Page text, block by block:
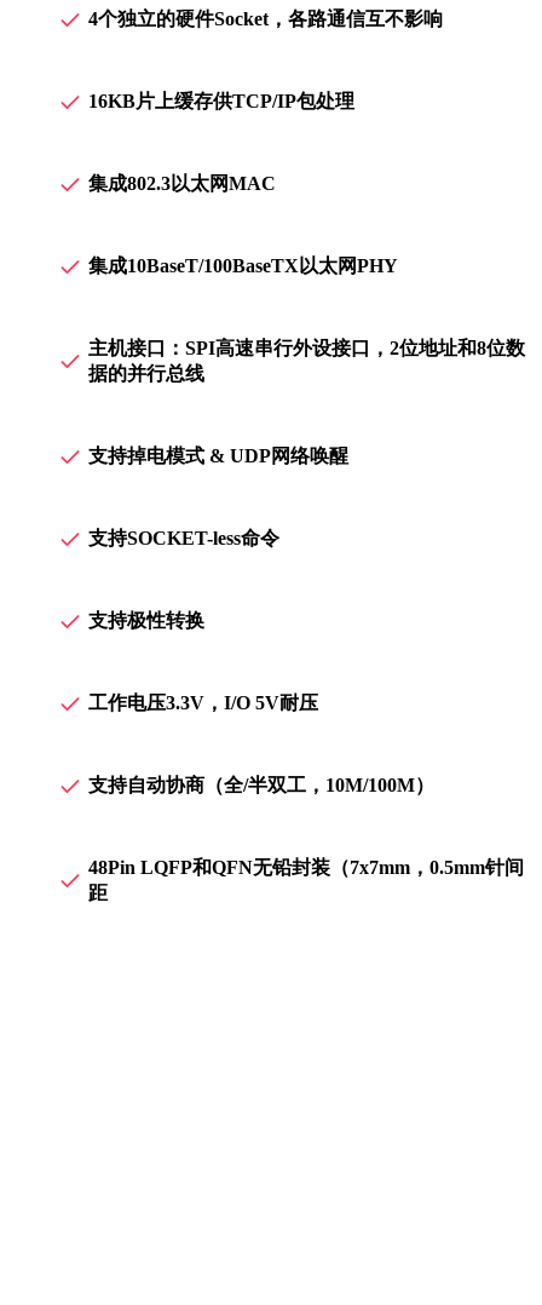
4个独立的硬件Socket，各路通信互不影响
16KB片上缓存供TCP/IP包处理
集成802.3以太网MAC
集成10BaseT/100BaseTX以太网PHY
主机接口：SPI高速串行外设接口，2位地址和8位数
据的并行总线
支持掉电模式 & UDP网络唤醒
支持SOCKET-less命令
支持极性转换
工作电压3.3V，I/O 5V耐压
支持自动协商（全/半双工，10M/100M）
48Pin LQFP和QFN无铅封装（7x7mm，0.5mm针间
距